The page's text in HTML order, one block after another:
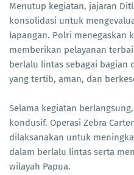
Menutup kegiatan, jajaran
konsolidasi untuk
lapangan. Polri menegaskan
memberikan pelayanan
berlalu lintas sebagai bagian
yang tertib, aman, dan
Selama kegiatan
kondusif. Operasi Zebra
dilaksanakan untuk
dalam berlalu lintas serta
wilayah Papua.